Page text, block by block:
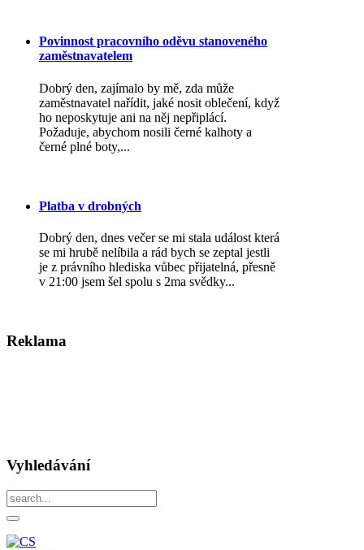
Povinnost pracovního oděvu stanoveného
zaměstnavatelem
Dobrý den, zajímalo by mě, zda může
zaměstnavatel nařídit, jaké nosit oblečení, když
ho neposkytuje ani na něj nepřiplácí.
Požaduje, abychom nosili černé kalhoty a
černé plné boty,...
Platba v drobných
Dobrý den, dnes večer se mi stala událost která
se mi hrubě nelíbila a rád bych se zeptal jestli
je z právního hlediska vůbec přijatelná, přesně
v 21:00 jsem šel spolu s 2ma svědky...
Reklama
Vyhledávání